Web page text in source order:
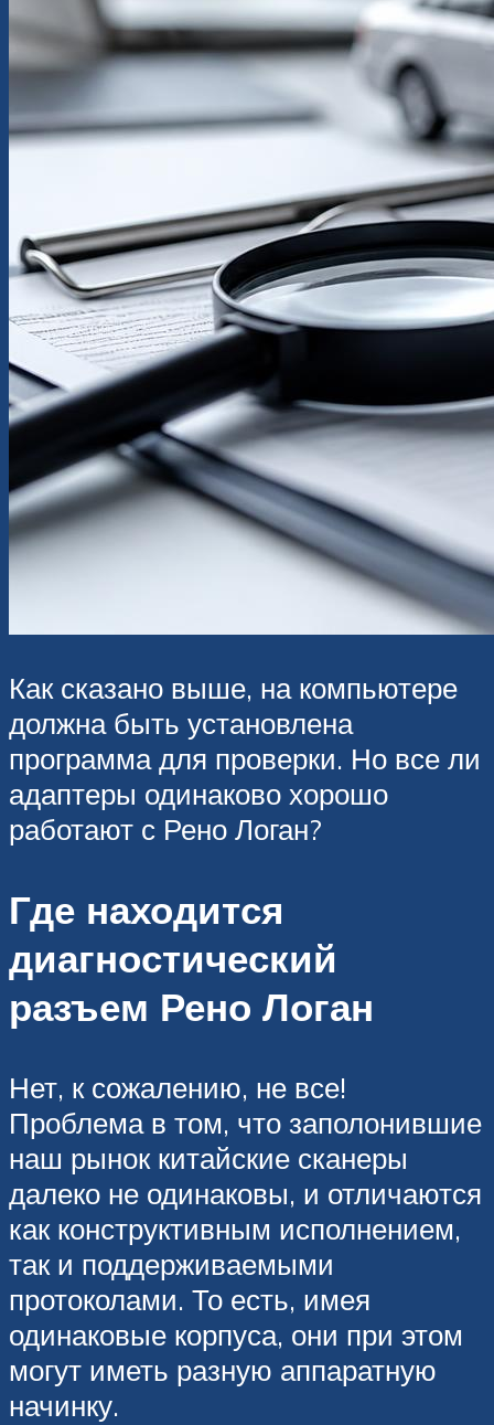
Как сказано выше, на компьютере
должна быть установлена
программа для проверки. Но все ли
адаптеры одинаково хорошо
работают с Рено Логан?
Где находится
диагностический
разъем Рено Логан
Нет, к сожалению, не все!
Проблема в том, что заполонившие
наш рынок китайские сканеры
далеко не одинаковы, и отличаются
как конструктивным исполнением,
так и поддерживаемыми
протоколами. То есть, имея
одинаковые корпуса, они при этом
могут иметь разную аппаратную
начинку.